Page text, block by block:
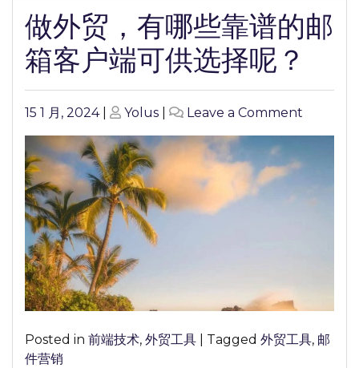
做外贸，有哪些靠谱的邮
箱客户端可供选择呢？
Posted
15 1 月, 2024| Posted
Yolus Leave a Comment
客
Posted in 前端技术, 外贸工具 Tagged 外贸工具, 邮
件营销